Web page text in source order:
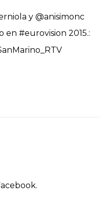
y @anisimonc
en #eurovision 2015.: